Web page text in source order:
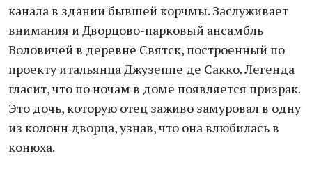
канала в здании бывшей корчмы. Заслуживает
внимания и Дворцово-парковый ансамбль
Воловичей в деревне Святск, построенный по
проекту итальянца Джузеппе де Сакко. Легенда
гласит, что по ночам в доме появляется призрак.
Это дочь, которую отец заживо замуровал в одну
из колонн дворца, узнав, что она влюбилась в
конюха.